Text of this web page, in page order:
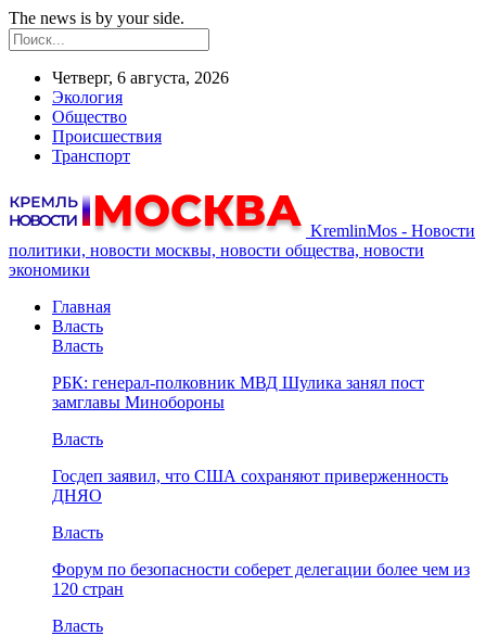
The news is by your side.
Четверг, 6 августа, 2026
Экология
Общество
Происшествия
Транспорт
KremlinMos - Новости
политики, новости москвы, новости общества, новости
экономики
Главная
Власть
Власть
РБК: генерал-полковник МВД Шулика занял пост
замглавы Минобороны
Власть
Госдеп заявил, что США сохраняют приверженность
ДНЯО
Власть
Форум по безопасности соберет делегации более чем из
120 стран
Власть